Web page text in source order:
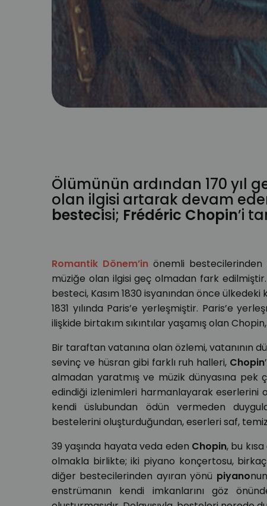
Ölümünün ardından 170 yıl
olan ilgisi artarak devam
bestecisi; Frédéric Chopin’i
Romantik Dönem’in önemli bestecilerinden
müziğe olan ilgisi geç olmadan fark
besteci, Kasım 1830 isyanından önce
1831 yılında Paris’e yerleşmiştir. Paris’e
ilişkide birtakım sıkıntılar yaşamış olan
Bir taraftan vatanına olan özlemi, vatanının
sevinç ve hüsran gibi farklı ruh halleri, Chopin
almadan yaratmış ve müzik dünyasına pek
edindiği izlenimleri harmanlayarak eserlerini
kendi üslubundan ödün vermeden
bestelerini oluşturduğundan, eserleri saf,
39 yaşında hayata veda eden Chopin, bu
olmakla birlikte; iki piyano konçertosu,
diğer bestecilerinden ayıran yönü piyano
enstrümanın kendi imkanlarını göz